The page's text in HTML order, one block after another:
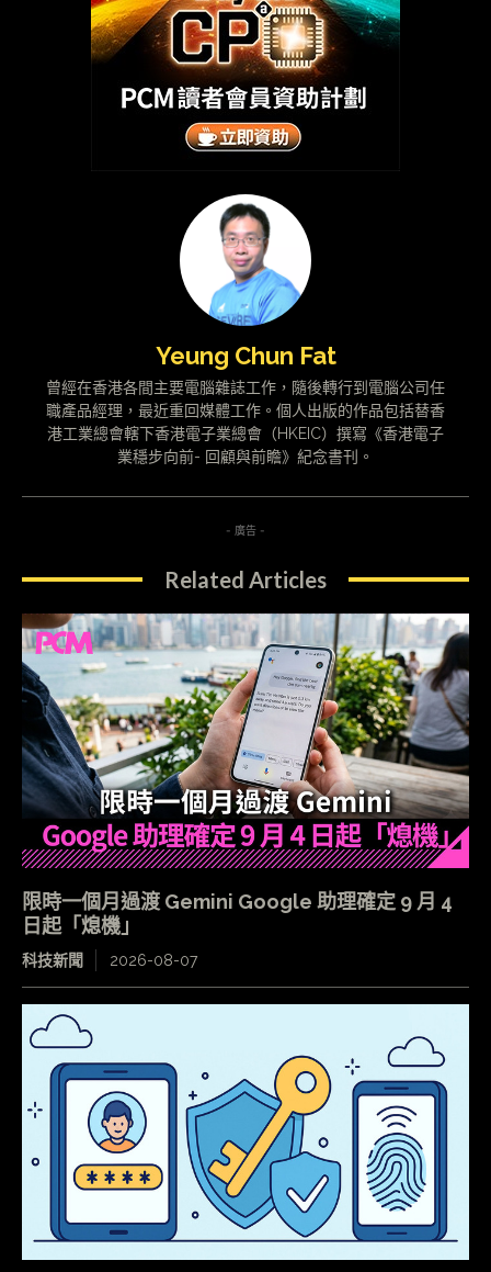
Yeung Chun Fat
曾經在香港各間主要電腦雜誌工作，隨後轉行到電腦公司任
職產品經理，最近重回媒體工作。個人出版的作品包括替香
港工業總會轄下香港電子業總會（HKEIC）撰寫《香港電子
業穩步向前- 回顧與前瞻》紀念書刊。
- 廣告 -
Related Articles
限時一個月過渡 Gemini Google 助理確定 9 月 4
日起「熄機」
科技新聞 2026-08-07